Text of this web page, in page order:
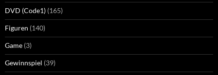
DVD (Code1) (165)
Figuren (140)
Game (3)
Gewinnspiel (39)